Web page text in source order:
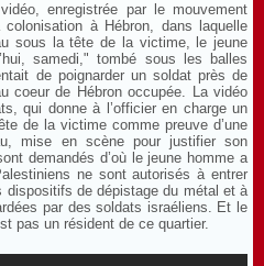
enregistrée par le mouvement
à Hébron, dans laquelle
sous la tête de la victime, le jeune
samedi," tombé sous les balles
de poignarder un soldat près de
coeur de Hébron occupée. La vidéo
qui donne à l’officier en charge un
de la victime comme preuve d’une
mise en scène pour justifier son
demandés d’où le jeune homme a
ne sont autorisés à entrer
dispositifs de dépistage du métal et à
par des soldats israéliens. Et le
pas un résident de ce quartier.